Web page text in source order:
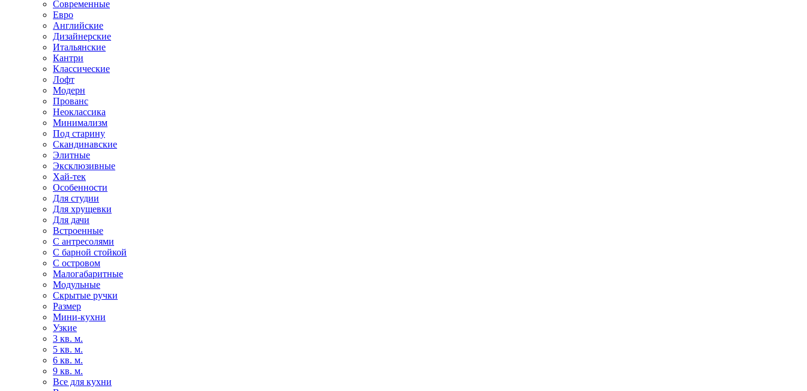
Современные
Евро
Английские
Дизайнерские
Итальянские
Кантри
Классические
Лофт
Модерн
Прованс
Неоклассика
Минимализм
Под старину
Скандинавские
Элитные
Эксклюзивные
Хай-тек
Особенности
Для студии
Для хрущевки
Для дачи
Встроенные
С антресолями
С барной стойкой
С островом
Малогабаритные
Модульные
Скрытые ручки
Размер
Мини-кухни
Узкие
3 кв. м.
5 кв. м.
6 кв. м.
9 кв. м.
Все для кухни